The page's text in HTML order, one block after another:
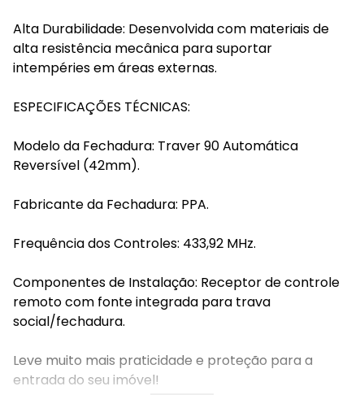
Alta Durabilidade: Desenvolvida com materiais de
alta resistência mecânica para suportar
intempéries em áreas externas.
ESPECIFICAÇÕES TÉCNICAS:
Modelo da Fechadura: Traver 90 Automática
Reversível (42mm).
Fabricante da Fechadura: PPA.
Frequência dos Controles: 433,92 MHz.
Componentes de Instalação: Receptor de controle
remoto com fonte integrada para trava
social/fechadura.
Leve muito mais praticidade e proteção para a
entrada do seu imóvel!